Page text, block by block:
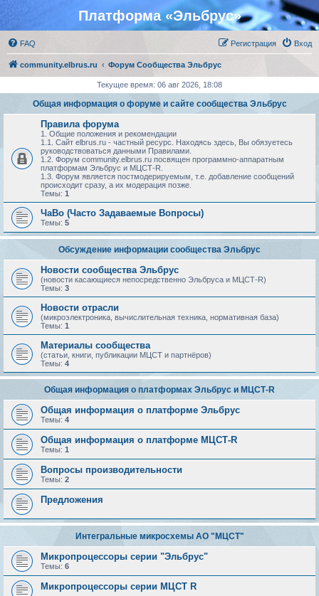
Платформа «Эльбрус»
FAQ Вход
Регистрация
community.elbrus.ru Форум Сообщества Эльбрус
Текущее время: 06 авг 2026, 18:08
Общая информация о форуме и сайте сообщества Эльбрус
Правила форума
1. Общие положения и рекомендации
1.1. Сайт elbrus.ru - частный ресурс. Находясь здесь, Вы обязуетесь
руководствоваться данными Правилами.
1.2. Форум community.elbrus.ru посвящен программно-аппаратным
платформам Эльбрус и МЦСТ-R.
1.3. Форум является постмодерируемым, т.е. добавление сообщений
происходит сразу, а их модерация позже.
Темы: 1
ЧаВо (Часто Задаваемые Вопросы)
Темы: 5
Обсуждение информации сообщества Эльбрус
Новости сообщества Эльбрус
(новости касающиеся непосредственно Эльбруса и МЦСТ-R)
Темы: 3
Новости отрасли
(микроэлектроника, вычислительная техника, нормативная база)
Темы: 1
Материалы сообщества
(статьи, книги, публикации МЦСТ и партнёров)
Темы: 4
Общая информация о платформах Эльбрус и МЦСТ-R
Общая информация о платформе Эльбрус
Темы: 4
Общая информация о платформе МЦСТ-R
Темы: 1
Вопросы производительности
Темы: 2
Предложения
Интегральные микросхемы АО "МЦСТ"
Микропроцессоры серии "Эльбрус"
Темы: 6
Микропроцессоры серии МЦСТ R